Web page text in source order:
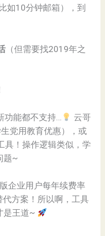
如10分钟邮箱），到
​（但需要找2019年之
能都不支持…
云哥
党用教育优惠），或
具！操作逻辑类似，学
题~
企业用户每年续费率
方案！所以啊，工具
是王道~